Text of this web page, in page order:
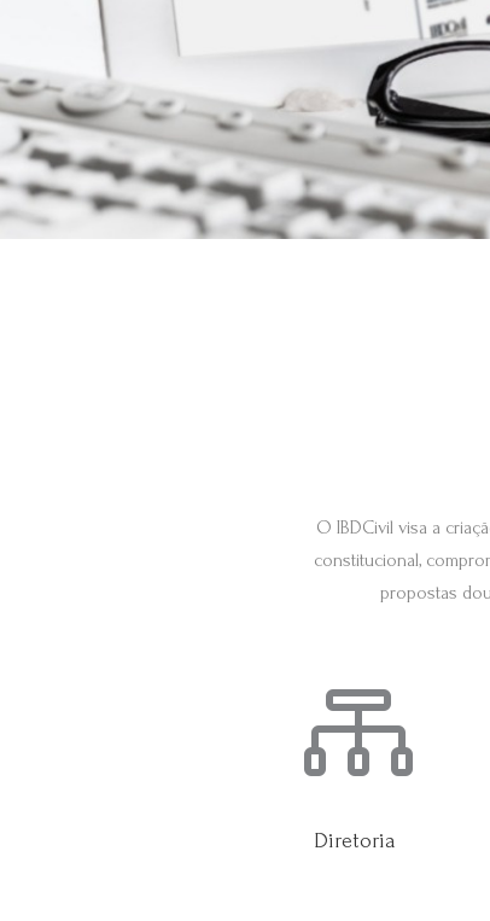
O IBDCivil visa a
constitucional,
propostas

Diretoria